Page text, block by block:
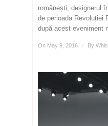
românești, designerul
de perioada Revoluției
după acest eveniment
On May 9, 2016 / By